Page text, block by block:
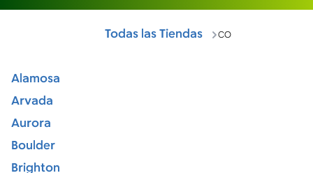
Todas las Tiendas CO
Alamosa
Arvada
Aurora
Boulder
Brighton